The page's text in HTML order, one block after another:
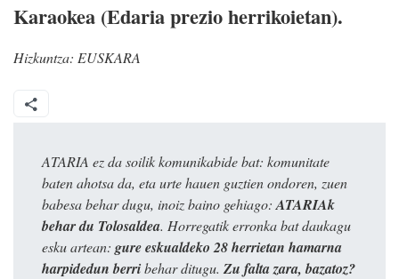
Karaokea (Edaria prezio herrikoietan).
Hizkuntza: EUSKARA
ATARIA ez da soilik komunikabide bat: komunitate
baten ahotsa da, eta urte hauen guztien ondoren, zuen
babesa behar dugu, inoiz baino gehiago: ATARIAk
behar du Tolosaldea. Horregatik erronka bat daukagu
esku artean: gure eskualdeko 28 herrietan hamarna
harpidedun berribehar ditugu. Zu falta zara, bazatoz?